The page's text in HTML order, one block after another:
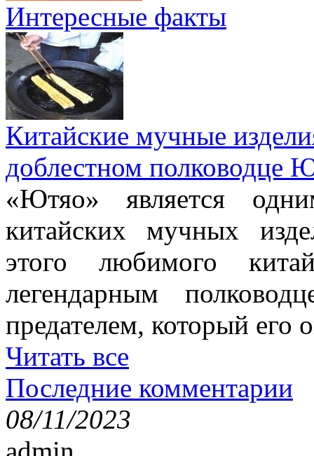
Интересные факты
Китайские мучные
доблестном полководце
«Ютяо» является
китайских мучных
этого любимого
легендарным
предателем, который его
Читать все
Последние комментарии
08/11/2023